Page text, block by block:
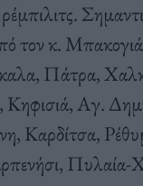
τον κ.
Πάτρα,
Αγ.
Καρδίτσα,
Πυλαία-